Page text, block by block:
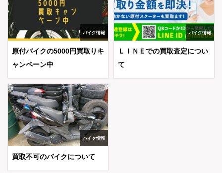
バイク情報
原付バイクの5000円買取りキ
ャンペーン中
バイク情報
ＬＩＮＥでの買取査定につい
て
バイク情報
買取不可のバイクについて